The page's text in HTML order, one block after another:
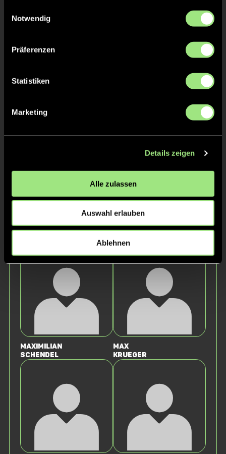
Notwendig
Präferenzen
Statistiken
Marketing
Details zeigen
Alle zulassen
Auswahl erlauben
Ablehnen
Carolin
Marlene
Leonie
Bogdahn
Maximilian
Schendel
Max
Krueger